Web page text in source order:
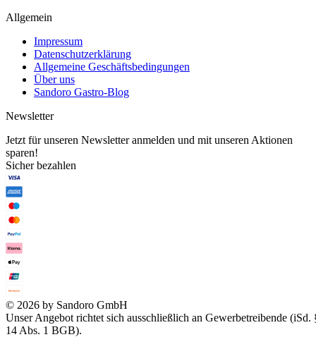
Allgemein
Impressum
Datenschutzerklärung
Allgemeine Geschäftsbedingungen
Über uns
Sandoro Gastro-Blog
Newsletter
Jetzt für unseren Newsletter anmelden und mit unseren Aktionen
sparen!
Sicher bezahlen
© 2026 by Sandoro GmbH
Unser Angebot richtet sich ausschließlich an Gewerbetreibende (iSd.
14 Abs. 1 BGB).